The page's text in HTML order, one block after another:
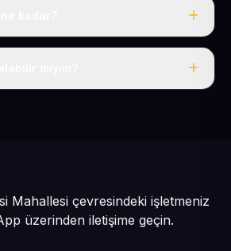
+ KDV, her şey dahil.
Mahallesi çevresindeki işletmeniz
üzerinden iletişime geçin.